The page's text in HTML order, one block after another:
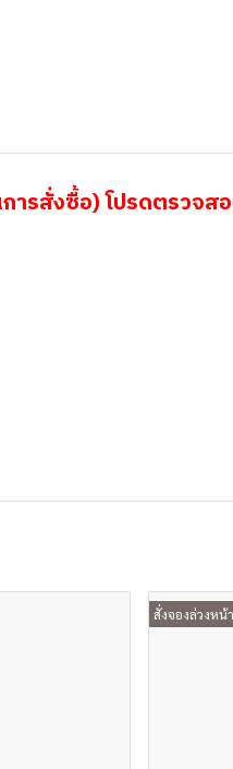
รสั่งซื้อ) โปรดตรวจส
สั่งจองล่วงหน้า